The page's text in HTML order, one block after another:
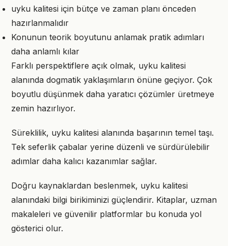
uyku kalitesi için bütçe ve zaman planı önceden
hazırlanmalıdır
Konunun teorik boyutunu anlamak pratik adımları
daha anlamlı kılar
Farklı perspektiflere açık olmak, uyku kalitesi
alanında dogmatik yaklaşımların önüne geçiyor. Çok
boyutlu düşünmek daha yaratıcı çözümler üretmeye
zemin hazırlıyor.
Süreklilik, uyku kalitesi alanında başarının temel taşı.
Tek seferlik çabalar yerine düzenli ve sürdürülebilir
adımlar daha kalıcı kazanımlar sağlar.
Doğru kaynaklardan beslenmek, uyku kalitesi
alanındaki bilgi birikiminizi güçlendirir. Kitaplar, uzman
makaleleri ve güvenilir platformlar bu konuda yol
gösterici olur.